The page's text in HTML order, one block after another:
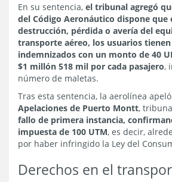
En su sentencia, el tribunal agregó
del Código Aeronáutico dispone que
destrucción, pérdida o avería del
transporte aéreo, los usuarios
indemnizados con un monto de 40
$1 millón 518 mil por cada pasajero,
número de maletas.
Tras esta sentencia, la aerolínea
Apelaciones de Puerto Montt,
fallo de primera instancia,
impuesta de 100 UTM, es decir,
por haber infringido la Ley del
Derechos en el